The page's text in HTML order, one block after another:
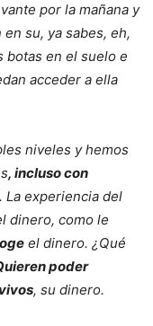
por la mañana y
su, ya sabes, eh,
botas en el suelo e
acceder a ella
niveles y hemos
, incluso con
. La experiencia del
dinero, como le
el dinero. ¿Qué
poder
vivos, su dinero.